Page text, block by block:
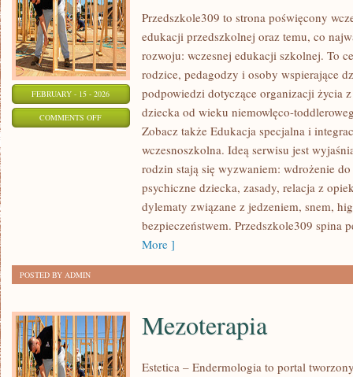
FEBRUARY - 15 - 2026
COMMENTS OFFON
PROBLEMY
WYCHOWAWCZE
Przedszkole309 to strona poświęcony
edukacji przedszkolnej oraz temu, co
rozwoju: wczesnej edukacji szkolnej. To
rodzice, pedagodzy i osoby wspierające
podpowiedzi dotyczące organizacji życia
dziecka od wieku niemowlęco-
Zobacz także Edukacja specjalna i
wczesnoszkolna. Ideą serwisu jest
rodzin stają się wyzwaniem: wdrożenie
psychiczne dziecka, zasady, relacja z
dylematy związane z jedzeniem, snem,
bezpieczeństwem. Przedszkole309 spina
More ]
POSTED BY ADMIN
Mezoterapia
Estetica – Endermologia to portal